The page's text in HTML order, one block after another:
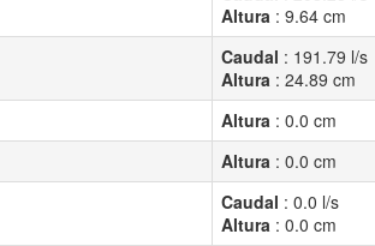
Altura : 9.64 cm
Caudal : 191.79 l/s
Altura : 24.89 cm
Altura : 0.0 cm
Altura : 0.0 cm
Caudal : 0.0 l/s
Altura : 0.0 cm